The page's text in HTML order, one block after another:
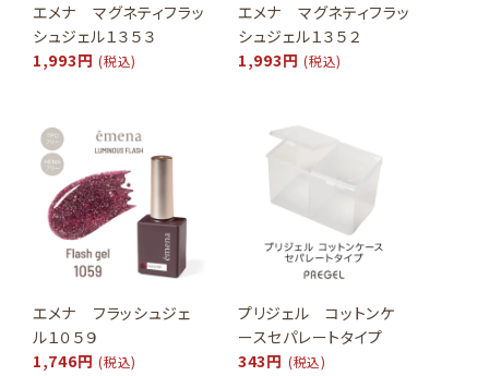
エメナ マグネティフラッ
シュジェル１３５３
1,993円 (税込)
エメナ マグネティフラッ
シュジェル１３５２
1,993円 (税込)
エメナ フラッシュジェ
ル１０５９
1,746円 (税込)
プリジェル コットンケ
ースセパレートタイプ
343円 (税込)